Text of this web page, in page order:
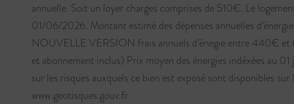
annuelle. Soit un loyer charges comprises de 510€. Le
01/06/2026. Montant estimé des dépenses annuelles
NOUVELLE VERSION frais annuels d’énegie entre 440€
et abonnement inclus) Prix moyen des énergies indéxées au
sur les risques auxquels ce bien est exposé sont disponibles sur
www.geotisques.gouv.fr